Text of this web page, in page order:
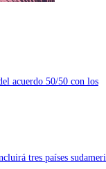
acuerdo 50/50 con los
tres países